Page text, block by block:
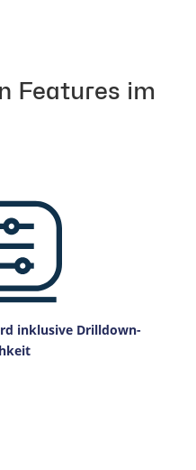
Features im
inklusive Drilldown-